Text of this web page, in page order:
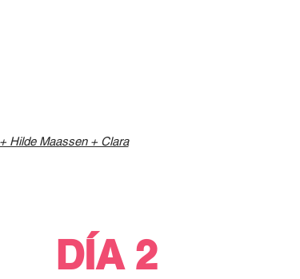
Hilde Maassen + Clara
DÍA 2